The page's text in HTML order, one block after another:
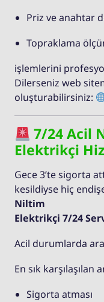
Priz ve anahtar
Topraklama
işlemlerini
Dilerseniz web
oluşturabilirsiniz:
7/24 Acil
Elektrikçi
Gece 3’te sigorta
kesildiyse hiç
Niltim
Elektrikçi 7/24
Acil durumlarda
En sık karşılaşılan
Sigorta atması